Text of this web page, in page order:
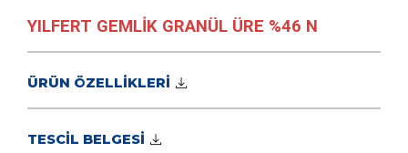
YILFERT GEMLİK GRANÜL ÜRE %46 N
ÜRÜN ÖZELLİKLERİ
TESCİL BELGESİ